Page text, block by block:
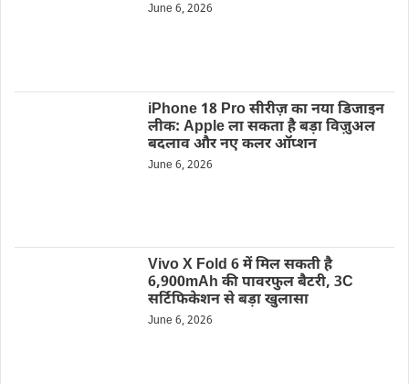
June 6, 2026
iPhone 18 Pro सीरीज़ का नया डिजाइन
लीक: Apple ला सकता है बड़ा विज़ुअल
बदलाव और नए कलर ऑप्शन
June 6, 2026
Vivo X Fold 6 में मिल सकती है
6,900mAh की पावरफुल बैटरी, 3C
सर्टिफिकेशन से बड़ा खुलासा
June 6, 2026